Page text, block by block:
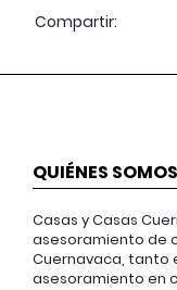
Compartir:
QUIÉNES SOMOS
Casas y Casas
asesoramiento de
Cuernavaca, tanto
asesoramiento en